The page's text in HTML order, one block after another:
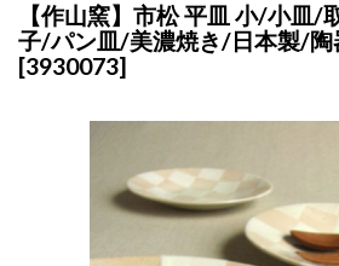
【作山窯】市松 平皿 小/小皿
子/パン皿/美濃焼き/日本製/陶
[3930073]